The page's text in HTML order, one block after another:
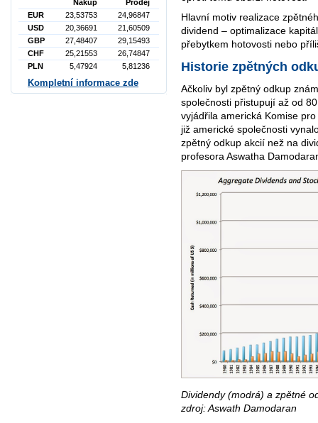
Hlavní motiv realizace
dividend – optimalizace
přebytkem hotovosti nebo
Historie zpětných
Ačkoliv byl zpětný odkup
společnosti přistupují až od
vyjádřila americká Komise
již americké společnosti
zpětný odkup akcií než na
profesora Aswatha
Dividendy (modrá) a zpětné
zdroj: Aswath Damodaran
Nákup
Prodej
EUR
23,53753
24,96847
USD
20,36691
21,60509
GBP
27,48407
29,15493
CHF
25,21553
26,74847
PLN
5,47924 5,81236
Kompletní informace zde